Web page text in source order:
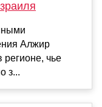
Алжир
регионе, чье
з...